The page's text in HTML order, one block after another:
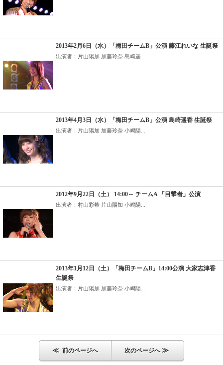
2013年2月6日（水）「梅田チームB」公演 藤江れいな 生誕祭
出演者：片山陽加 加藤玲奈 島崎遥...
2013年4月3日（水）「梅田チームB」公演 島崎遥香 生誕祭
出演者：片山陽加 加藤玲奈 小嶋陽...
2012年9月22日（土） 14:00～ チームA 「目撃者」公演
出演者：村山彩希 片山陽加 小嶋陽...
2013年1月12日（土）「梅田チームB」14:00公演 大家志津香
生誕祭
出演者：片山陽加 加藤玲奈 小嶋陽...
≪ 前のページへ 次のページへ≫